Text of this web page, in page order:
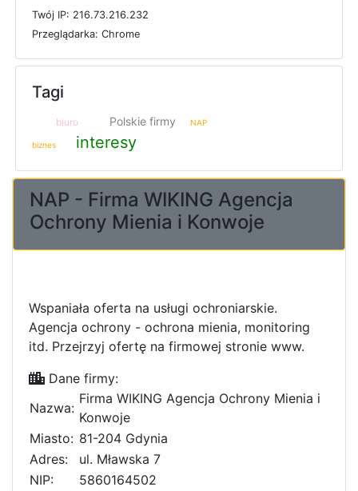
Twój IP: 216.73.216.232
Przeglądarka: Chrome
Tagi
biuro Polskie firmy NAP
biznes interesy
NAP - Firma WIKING Agencja
Ochrony Mienia i Konwoje
Wspaniała oferta na usługi ochroniarskie.
Agencja ochrony - ochrona mienia, monitoring
itd. Przejrzyj ofertę na firmowej stronie www.
Dane firmy:
Nazwa:
Firma WIKING Agencja Ochrony Mienia i
Konwoje
Miasto: 81-204 Gdynia
Adres:
ul. Mławska 7
NIP:
5860164502